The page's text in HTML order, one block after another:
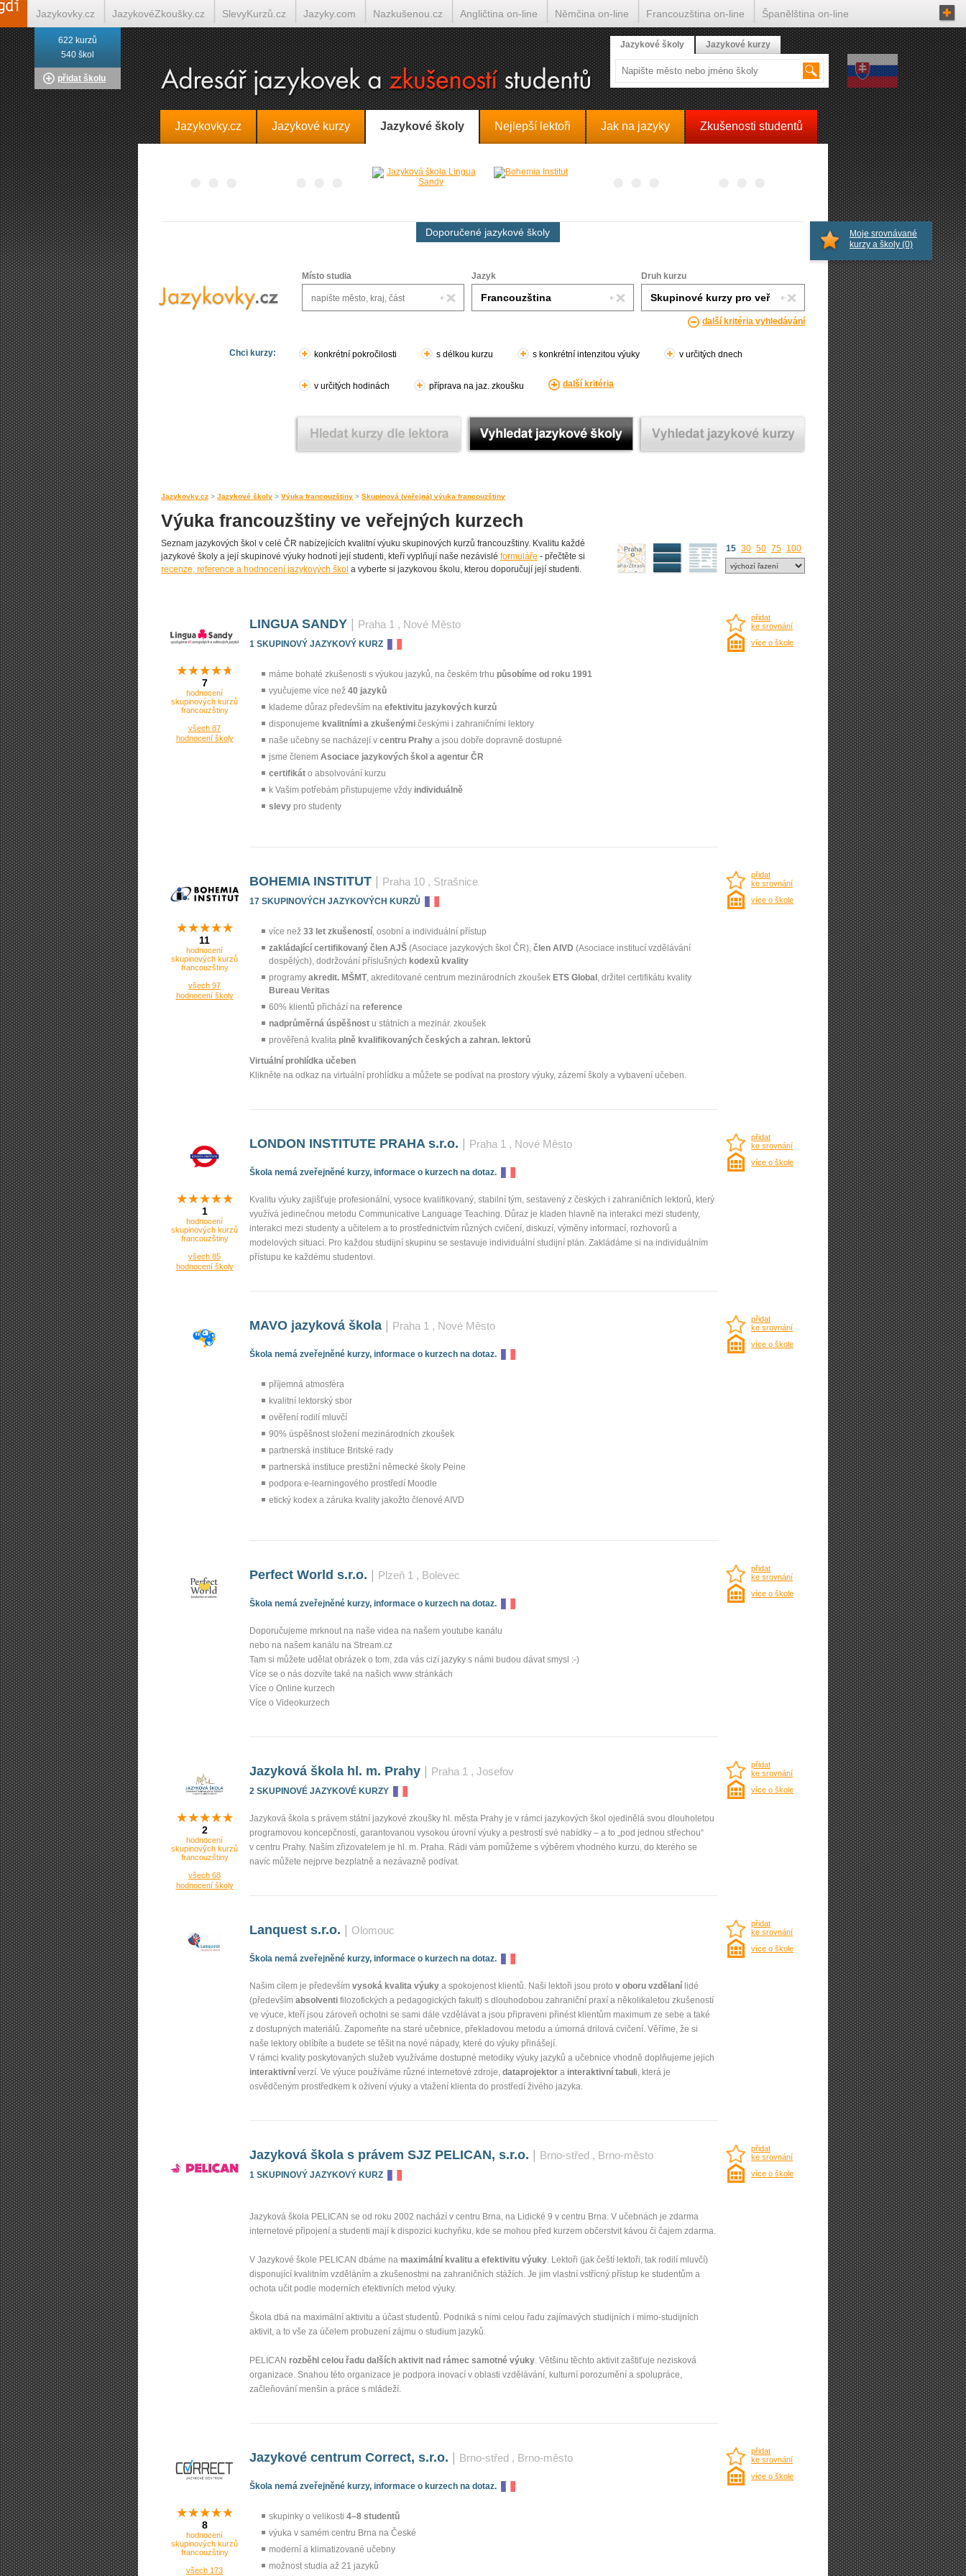
Jazykovky.cz Jazykové kurzy Jazykové školy Nejlepší lektoři Jak na jazyky Zkušenosti studentů
Doporučené jazykové školy
Místo studia Jazyk Druh kurzu
další kritéria vyhledávání
Chci kurzy: konkrétní pokročilosti s délkou kurzu s konkrétní intenzitou výuky v určitých dnech
v určitých hodinách příprava na jaz. zkoušku další kritéria
Jazykovky.cz > Jazykové školy > Výuka francouzštiny > Skupinová (veřejná) výuka francouzštiny
Výuka francouzštiny ve veřejných kurzech
Seznam jazykových škol v celé ČR nabízejících kvalitní výuku skupinových kurzů francouzštiny. Kvalitu každé
jazykové školy a její skupinové výuky hodnotí její studenti, kteří vyplňují naše nezávislé formuláře - přečtěte si
recenze, reference a hodnocení jazykových škol a vyberte si jazykovou školu, kterou doporučují její studenti.
15 30 50 75 100
LINGUA SANDY Praha 1 , Nové Město
1 SKUPINOVÝ JAZYKOVÝ KURZ
přidat
ke srovnání
více o škole
7
hodnocení
skupinových kurzů
francouzštiny
všech 87
hodnocení školy
máme bohaté zkušenosti s výukou jazyků, na českém trhu působíme od roku 1991
vyučujeme více než 40 jazyků
klademe důraz především na efektivitu jazykových kurzů
disponujeme kvalitními a zkušenými českými i zahraničními lektory
naše učebny se nacházejí v centru Prahy a jsou dobře dopravně dostupné
jsme členem Asociace jazykových škol a agentur ČR
certifikát o absolvování kurzu
k Vašim potřebám přistupujeme vždy individuálně
slevy pro studenty
BOHEMIA INSTITUT Praha 10 , Strašnice
17 SKUPINOVÝCH JAZYKOVÝCH KURZŮ
přidat
ke srovnání
více o škole
11
hodnocení
skupinových kurzů
francouzštiny
všech 97
hodnocení školy
více než 33 let zkušeností, osobní a individuální přístup
zakládající certifikovaný člen AJŠ (Asociace jazykových škol ČR), člen AIVD (Asociace institucí vzdělávání
dospělých), dodržování příslušných kodexů kvality
programy akredit. MŠMT, akreditované centrum mezinárodních zkoušek ETS Global , držitel certifikátu kvality
Bureau Veritas
60% klientů přichází na reference
nadprůměrná úspěšnost u státních a mezinár. zkoušek
prověřená kvalita plně kvalifikovaných českých a zahran. lektorů
Virtuální prohlídka učeben
Klikněte na odkaz na virtuální prohlídku a můžete se podívat na prostory výuky, zázemí školy a vybavení učeben.
LONDON INSTITUTE PRAHA s.r.o. Praha 1 , Nové Město
Škola nemá zveřejněné kurzy, informace o kurzech na dotaz.
přidat
ke srovnání
více o škole
1
hodnocení
skupinových kurzů
francouzštiny
všech 85
hodnocení školy
Kvalitu výuky zajišťuje profesionální, vysoce kvalifikovaný, stabilní tým, sestavený z českých i zahraničních lektorů, který
využívá jedinečnou metodu Communicative Language Teaching. Důraz je kladen hlavně na interakci mezi studenty,
interakci mezi studenty a učitelem a to prostřednictvím různých cvičení, diskuzí, výměny informací, rozhovorů a
modelových situací. Pro každou studijní skupinu se sestavuje individuální studijní plán. Zakládáme si na individuálním
přístupu ke každému studentovi.
MAVO jazyková škola Praha 1 , Nové Město
Škola nemá zveřejněné kurzy, informace o kurzech na dotaz.
přidat
ke srovnání
více o škole
příjemná atmosféra
kvalitní lektorský sbor
ověření rodilí mluvčí
90% úspěšnost složení mezinárodních zkoušek
partnerská instituce Britské rady
partnerská instituce prestižní německé školy Peine
podpora e-learningového prostředí Moodle
etický kodex a záruka kvality jakožto členové AIVD
Perfect World s.r.o. Plzeň 1 , Bolevec
Škola nemá zveřejněné kurzy, informace o kurzech na dotaz.
přidat
ke srovnání
více o škole
Doporučujeme mrknout na naše videa na našem youtube kanálu
nebo na našem kanálu na Stream.cz
Tam si můžete udělat obrázek o tom, zda vás cizí jazyky s námi budou dávat smysl :-)
Více se o nás dozvíte také na našich www stránkách
Více o Online kurzech
Více o Videokurzech
Jazyková škola hl. m. Prahy Praha 1 , Josefov
2 SKUPINOVÉ JAZYKOVÉ KURZY
přidat
ke srovnání
více o škole
2
hodnocení
skupinových kurzů
francouzštiny
všech 68
hodnocení školy
Jazyková škola s právem státní jazykové zkoušky hl. města Prahy je v rámci jazykových škol ojedinělá svou dlouholetou
programovou koncepčností, garantovanou vysokou úrovní výuky a pestrostí své nabídky – a to „pod jednou střechou“
v centru Prahy. Naším zřizovatelem je hl. m. Praha. Rádi vám pomůžeme s výběrem vhodného kurzu, do kterého se
navíc můžete nejprve bezplatně a nezávazně podívat.
Lanquest s.r.o. Olomouc
Škola nemá zveřejněné kurzy, informace o kurzech na dotaz.
přidat
ke srovnání
více o škole
Našim cílem je především vysoká kvalita výuky a spokojenost klientů. Naši lektoři jsou proto v oboru vzdělaní lidé
(především absolventi filozofických a pedagogických fakult) s dlouhodobou zahraniční praxí a několikaletou zkušeností
ve výuce, kteří jsou zároveň ochotni se sami dále vzdělávat a jsou připraveni přinést klientům maximum ze sebe a také
z dostupných materiálů. Zapomeňte na staré učebnice, překladovou metodu a úmorná drilová cvičení. Věříme, že si
naše lektory oblíbíte a budete se těšit na nové nápady, které do výuky přinášejí.
V rámci kvality poskytovaných služeb využíváme dostupné metodiky výuky jazyků a učebnice vhodně doplňujeme jejich
interaktivní verzí. Ve výuce používáme různé internetové zdroje, dataprojektor a interaktivní tabul i, která je
osvědčeným prostředkem k oživení výuky a vtažení klienta do prostředí živého jazyka.
Jazyková škola s právem SJZ PELICAN, s.r.o. Brno-střed , Brno-město
1 SKUPINOVÝ JAZYKOVÝ KURZ
přidat
ke srovnání
více o škole
Jazyková škola PELICAN se od roku 2002 nachází v centru Brna, na Lidické 9 v centru Brna. V učebnách je zdarma
internetové připojení a studenti mají k dispozici kuchyňku, kde se mohou před kurzem občerstvit kávou či čajem zdarma.
V Jazykové škole PELICAN dbáme na maximální kvalitu a efektivitu výuky. Lektoři (jak čeští lektoři, tak rodilí mluvčí)
disponující kvalitním vzděláním a zkušenostmi na zahraničních stážích. Je jim vlastní vstřícný přístup ke studentům a
ochota učit podle moderních efektivních metod výuky.
Škola dbá na maximální aktivitu a účast studentů. Podniká s nimi celou řadu zajímavých studijních i mimo-studijních
aktivit, a to vše za účelem probuzení zájmu o studium jazyků.
PELICAN rozběhl celou řadu dalších aktivit nad rámec samotné výuky. Většinu těchto aktivit zaštiťuje nezisková
organizace. Snahou této organizace je podpora inovací v oblasti vzdělávání, kulturní porozumění a spolupráce,
začleňování menšin a práce s mládeží.
Jazykové centrum Correct, s.r.o. Brno-střed , Brno-město
Škola nemá zveřejněné kurzy, informace o kurzech na dotaz.
přidat
ke srovnání
více o škole
8
hodnocení
skupinových kurzů
francouzštiny
všech 173
skupinky o velikosti 4–8 studentů
výuka v samém centru Brna na České
moderní a klimatizované učebny
možnost studia až 21 jazyků
Moje srovnávané
kurzy a školy (0)
622 kurzů
540 škol
přidat školu
Jazykové školy Jazykové kurzy
Jazykovky.cz JazykovéZkoušky.cz SlevyKurzů.cz Jazyky.com Nazkušenou.cz Angličtina on-line Němčina on-line Francouzština on-line Španělština on-line
Italština on-line Tlumočení-Překlady.cz Překládá.cz Tlumočí.cz